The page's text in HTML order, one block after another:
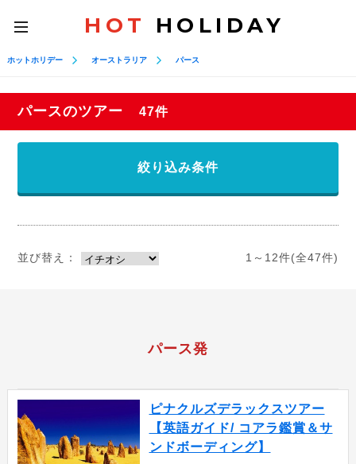
toggle
navigation
HOT HOLIDAY
ホットホリデー オーストラリア パース
パースのツアー 47件
絞り込み条件
並び替え： 1～12件(全47件)
パース発
ピナクルズデラックスツアー
【英語ガイド/ コアラ鑑賞＆サ
ンドボーディング】